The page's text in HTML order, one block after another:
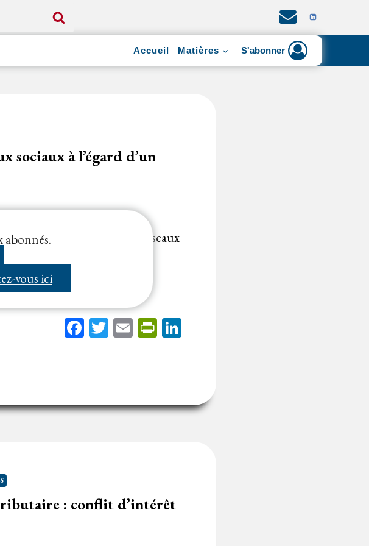
Accueil Matières S'abonner
sociaux à l’égard d’un
dans la presse et sur les réseaux
abonnés.
vous ici
Facebook
Twitter
EmailPrintFriendly
LinkedIn
: conflit d’intérêt